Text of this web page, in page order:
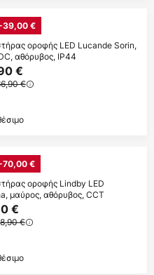
39,00 €
οροφής LED Lucande Sorin,
αθόρυβος, IP44
€
€
70,00 €
οροφής Lindby LED
μαύρος, αθόρυβος, CCT
€
€